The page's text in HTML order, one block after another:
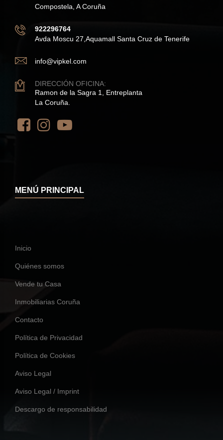
Compostela, A Coruña
922296764
Avda Moscu 27,Aquamall Santa Cruz de Tenerife
info@vipkel.com
DIRECCIÓN OFICINA:
Ramon de la Sagra 1, Entreplanta
La Coruña.
MENÚ PRINCIPAL
Inicio
Quiénes somos
Vende tu Casa
Inmobiliarias Coruña
Contacto
Política de Privacidad
Política de Cookies
Aviso Legal
Aviso Legal / Imprint
Descargo de responsabilidad